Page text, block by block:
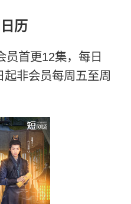
历
员首更12集，每日
非会员每周五至周